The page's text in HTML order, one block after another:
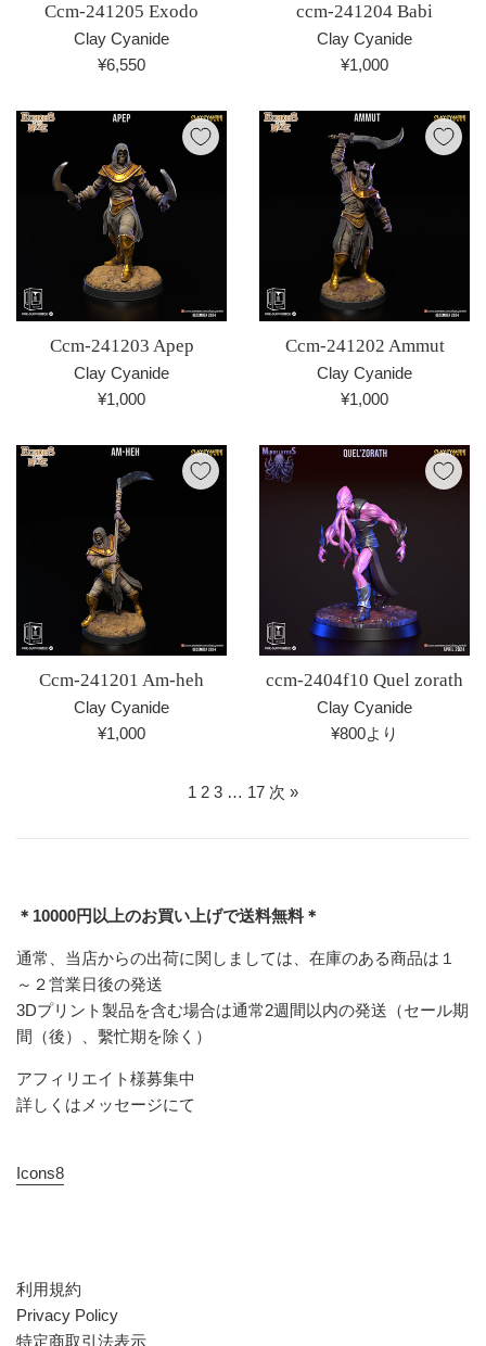
Ccm-241205 Exodo
Clay Cyanide
通
価
¥6,550
ccm-241204 Babi
Clay Cyanide
通
価
格
¥1,000
Ccm-241203 Apep
Clay Cyanide
通
価
¥1,000
Ccm-241202 Ammut
Clay Cyanide
通
価
¥1,000
Ccm-241201 Am-heh
Clay Cyanide
通
¥1,000
ccm-2404f10 Quel zorath
Clay Cyanide
¥800より
1 2 3 … 17 次 »
＊10000円以上のお買い上げで送料無料＊
通常、当店からの出荷に関しましては、在庫のある商品は１
～２営業日後の発送
3Dプリント製品を含む場合は通常2週間以内の発送（セール期
間（後）、繫忙期を除く）
アフィリエイト様募集中
詳しくはメッセージにて
Icons8
利用規約
Privacy Policy
特定商取引法表示